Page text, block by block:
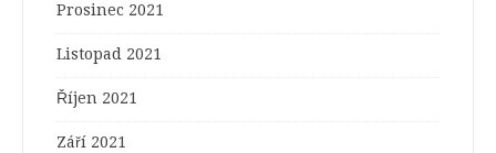
Prosinec 2021
Listopad 2021
Říjen 2021
Září 2021